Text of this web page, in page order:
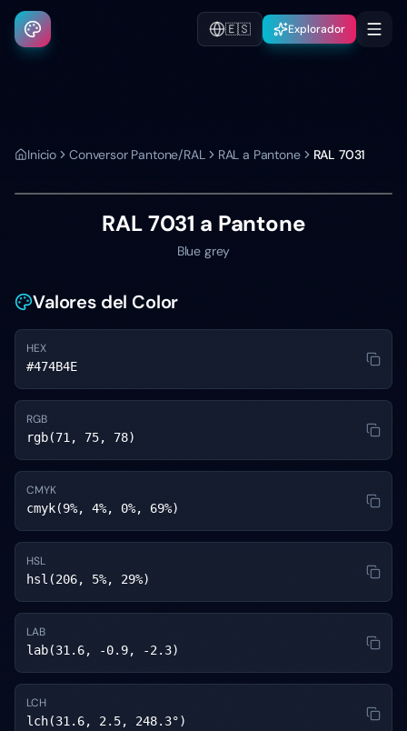
🇪🇸 Explorador
Inicio Conversor Pantone/RAL RAL a Pantone RAL 7031
RAL 7031 a Pantone
Blue grey
Valores del Color
HEX
#474B4E
RGB
rgb(71, 75, 78)
CMYK
cmyk(9%, 4%, 0%, 69%)
HSL
hsl(206, 5%, 29%)
LAB
lab(31.6, -0.9, -2.3)
LCH
lch(31.6, 2.5, 248.3°)